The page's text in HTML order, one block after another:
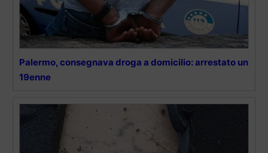
Palermo, consegnava droga a domicilio: arrestato un
19enne